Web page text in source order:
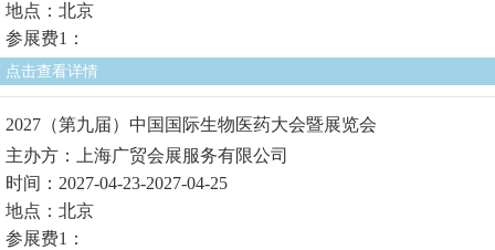
地点：北京
参展费1：
点击查看详情
2027（第九届）中国国际生物医药大会暨展览会
主办方：上海广贸会展服务有限公司
时间：2027-04-23-2027-04-25
地点：北京
参展费1：